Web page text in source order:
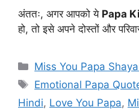
अंततः, अगर आपको ये Papa
हो, तो इसे अपने दोस्तों और
Categories
Miss You Papa
Tags
Emotional Papa
Hindi, Love You Papa,